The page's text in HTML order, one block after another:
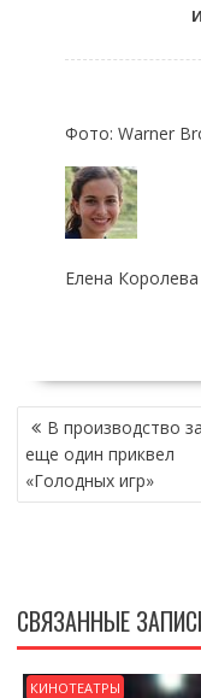
Фото: Warner
Елена Королева
НАВИГАЦИЯ
ПО
ЗАПИСЯМ
В производство
еще один приквел
«Голодных игр»
СВЯЗАННЫЕ
КИНОТЕАТРЫ